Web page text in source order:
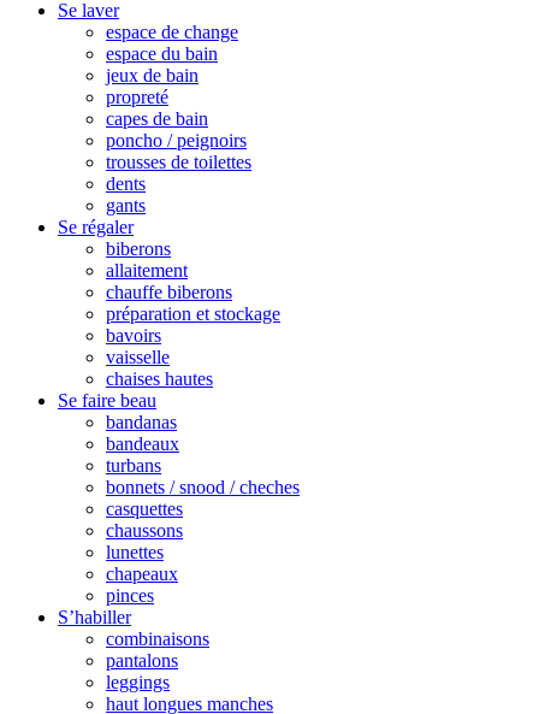
Se laver
espace de change
espace du bain
jeux de bain
propreté
capes de bain
poncho / peignoirs
trousses de toilettes
dents
gants
Se régaler
biberons
allaitement
chauffe biberons
préparation et stockage
bavoirs
vaisselle
chaises hautes
Se faire beau
bandanas
bandeaux
turbans
bonnets / snood / cheches
casquettes
chaussons
lunettes
chapeaux
pinces
S’habiller
combinaisons
pantalons
leggings
haut longues manches